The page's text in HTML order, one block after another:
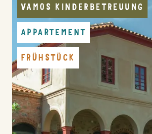
VAMOS KINDERBETREUUNG
APPARTEMENT
FRÜHSTÜCK